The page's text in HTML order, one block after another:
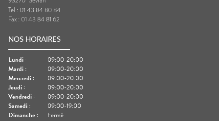
Tel : 01 43 84 80 84
Fax : 01 43 84 81 62
NOS HORAIRES
Lundi :
09:00-20:00
Mardi :
09:00-20:00
Mercredi :
09:00-20:00
Jeudi :
09:00-20:00
Vendredi :
09:00-20:00
Samedi :
09:00-19:00
Dimanche : Fermé